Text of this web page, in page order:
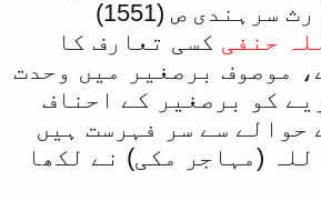
سرہندی ص (1551)
حنفی کسی تعارف کا
موصوف برصغیر میں وحدت
کو برصغیر کے احناف
حوالے سے سر فہرست ہیں
(مہاجر مکی) نے لکھا